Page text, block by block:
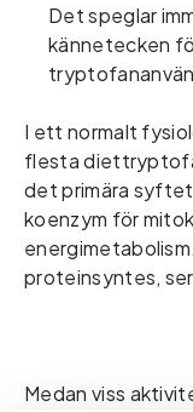
Det speglar
kännetecken
I ett normalt
flesta
det primära
koenzym för
proteinsyntes,
Medan viss